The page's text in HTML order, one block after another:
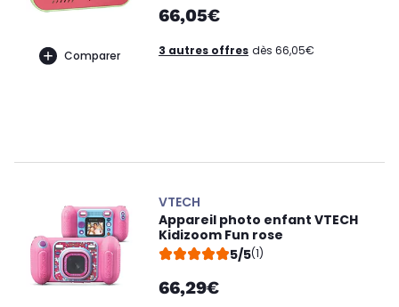
Comparer
66,05€
3 autres offres dès 66,05€
VTECH
Appareil photo enfant VTECH
Kidizoom Fun rose
5/5(1)
66,29€